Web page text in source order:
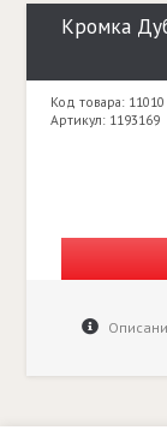
Кромка
Код товара: 11010
Артикул: 1193169